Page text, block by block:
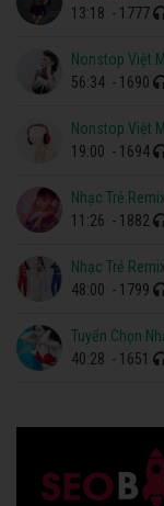
13:18 - 1777
Nonstop Việt
56:34 - 1690
Nonstop Việt
19:00 - 1694
Nhạc Trẻ
11:26 - 1882
Nhạc Trẻ
48:00 - 1799
Tuyển Chọn
40:28 - 1651